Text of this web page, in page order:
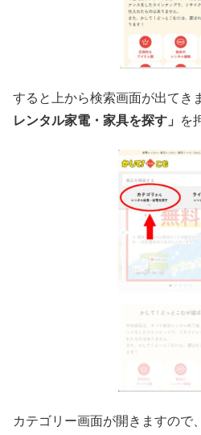
すると上から検索画面が出てき
レンタル家電・家具を探す」
を
カテゴリー画面が開きますので